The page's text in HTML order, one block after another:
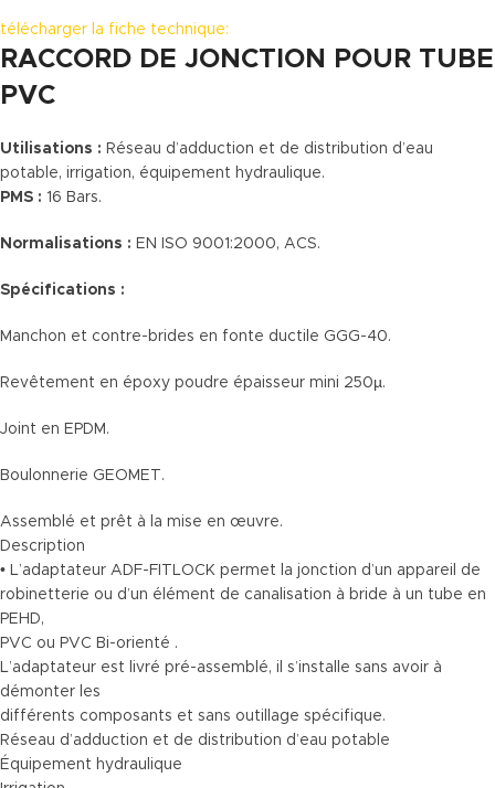
télécharger la fiche technique:
RACCORD DE JONCTION POUR TUBE
PVC
Utilisations : Réseau d’adduction et de distribution d’eau
potable, irrigation, équipement hydraulique.
PMS : 16 Bars.
Normalisations : EN ISO 9001:2000, ACS.
Spécifications :
Manchon et contre-brides en fonte ductile GGG-40.
Revêtement en époxy poudre épaisseur mini 250µ.
Joint en EPDM.
Boulonnerie GEOMET.
Assemblé et prêt à la mise en œuvre.
Description
• L’adaptateur ADF-FITLOCK permet la jonction d’un appareil de
robinetterie ou d’un élément de canalisation à bride à un tube en
PEHD,
PVC ou PVC Bi-orienté .
L’adaptateur est livré pré-assemblé, il s’installe sans avoir à
démonter les
différents composants et sans outillage spécifique.
Réseau d’adduction et de distribution d’eau potable
Équipement hydraulique